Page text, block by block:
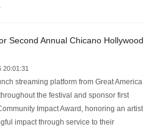
Second Annual Chicano Hollywood
20:01:31
streaming platform from Great America
the festival and sponsor first
Impact Award, honoring an artist
impact through service to their